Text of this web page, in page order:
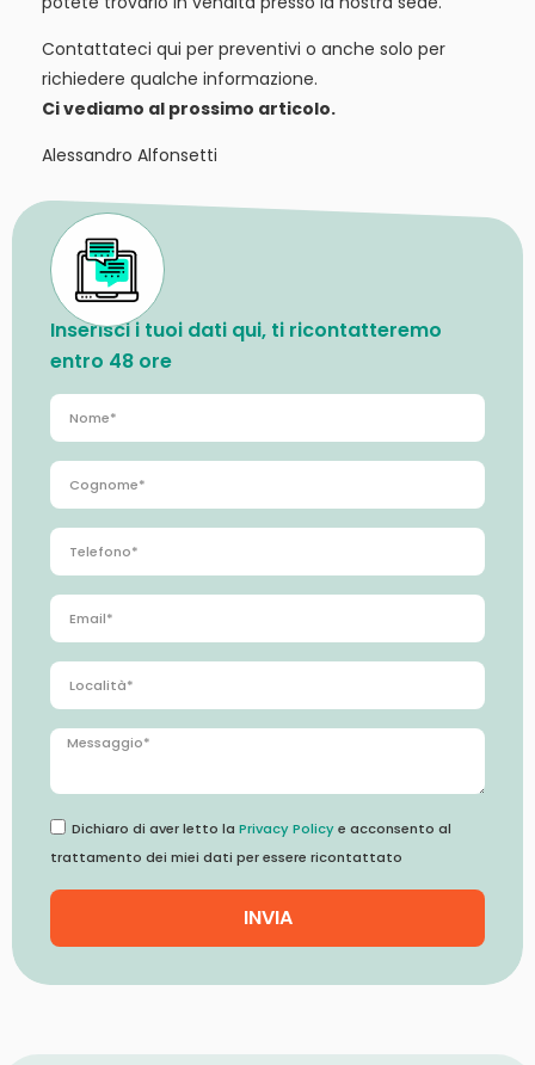
Contattateci qui per preventivi o anche solo per
richiedere qualche informazione.
Ci vediamo al prossimo articolo.
Alessandro Alfonsetti
Inserisci i tuoi dati qui, ti ricontatteremo
entro 48 ore
Dichiaro di aver letto la Privacy Policye acconsento al
trattamento dei miei dati per essere ricontattato
INVIA